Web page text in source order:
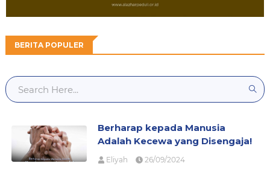
BERITA POPULER
Berharap kepada Manusia
Adalah Kecewa yang Disengaja!
Eliyah 26/09/2024